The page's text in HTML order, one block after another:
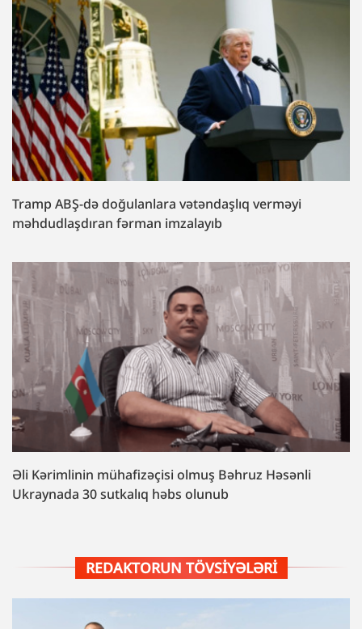
Tramp ABŞ-də doğulanlara vətəndaşlıq verməyi
məhdudlaşdıran fərman imzalayıb
Əli Kərimlinin mühafizəçisi olmuş Bəhruz Həsənli
Ukraynada 30 sutkalıq həbs olunub
REDAKTORUN TÖVSIYƏLƏRI